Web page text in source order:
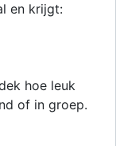
en krijgt:
hoe leuk
of in groep.